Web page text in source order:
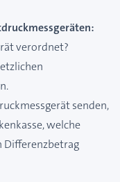
verordnet?
senden,
welche
Differenzbetrag